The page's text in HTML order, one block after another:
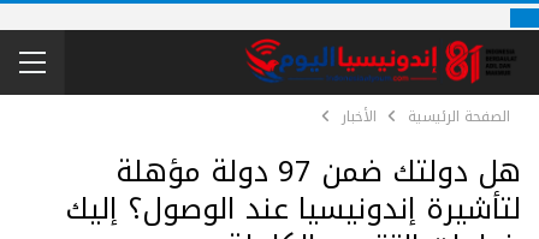
الصفحة الرئيسية الأخبار
هل دولتك ضمن 97 دولة مؤهلة
لتأشيرة إندونيسيا عند الوصول؟ إليك